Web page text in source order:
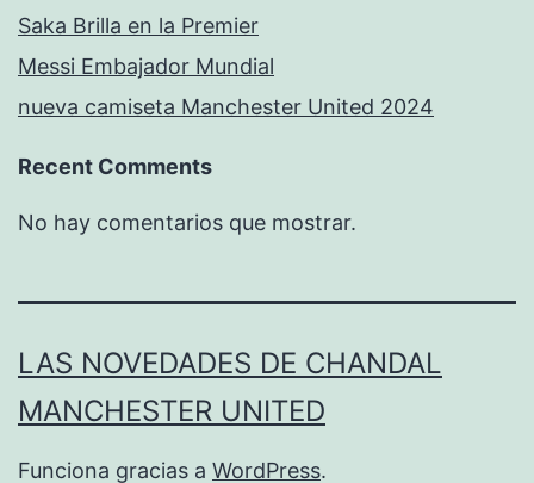
Saka Brilla en la Premier
Messi Embajador Mundial
nueva camiseta Manchester United 2024
Recent Comments
No hay comentarios que mostrar.
LAS NOVEDADES DE CHANDAL
MANCHESTER UNITED
Funciona gracias a WordPress.